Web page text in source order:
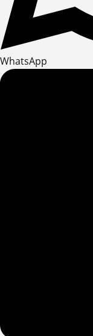
WhatsApp